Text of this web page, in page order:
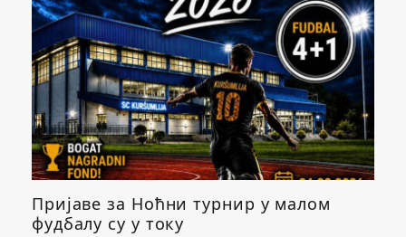
Пријаве за Ноћни турнир у малом
фудбалу су у току